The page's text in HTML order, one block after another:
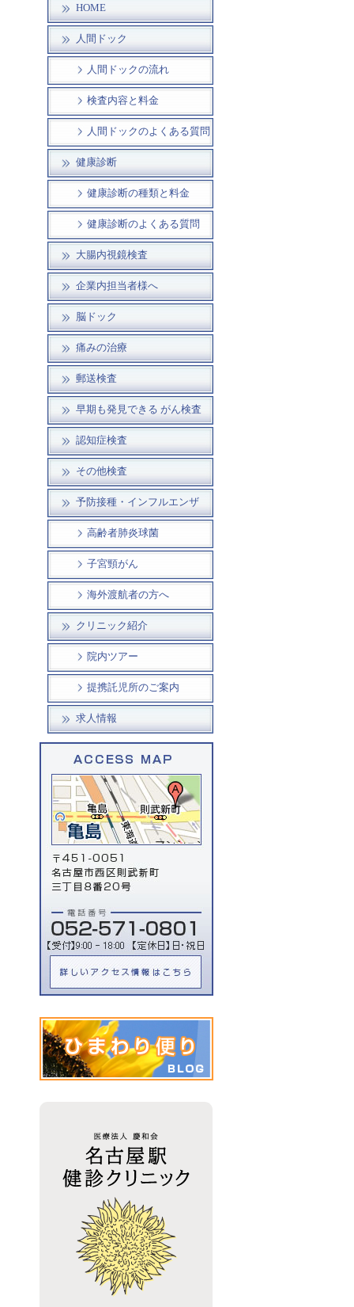
HOME
人間ドック
人間ドックの流れ
検査内容と料金
人間ドックのよくある質問
健康診断
健康診断の種類と料金
健康診断のよくある質問
大腸内視鏡検査
企業内担当者様へ
脳ドック
痛みの治療
郵送検査
早期も発見できる がん検査
認知症検査
その他検査
予防接種・インフルエンザ
高齢者肺炎球菌
子宮頸がん
海外渡航者の方へ
クリニック紹介
院内ツアー
提携託児所のご案内
求人情報